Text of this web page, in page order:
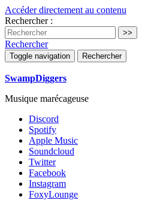
Accéder directement au contenu
Rechercher :
Rechercher
Toggle navigation Rechercher
SwampDiggers
Musique marécageuse
Discord
Spotify
Apple Music
Soundcloud
Twitter
Facebook
Instagram
FoxyLounge